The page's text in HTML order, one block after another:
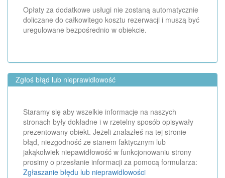
Opłaty za dodatkowe usługi nie zostaną automatycznie
doliczane do całkowitego kosztu rezerwacji i muszą być
uregulowane bezpośrednio w obiekcie.
Zgłoś błąd lub nieprawidlowość
Staramy się aby wszelkie informacje na naszych
stronach były dokładne i w rzetelny sposób opisywały
prezentowany obiekt. Jeżeli znalazłeś na tej stronie
błąd, niezgodność ze stanem faktycznym lub
jakąkolwiek niepawidłowość w funkcjonowaniu strony
prosimy o przesłanie informacji za pomocą formularza:
Zgłaszanie błędu lub nieprawidlowości